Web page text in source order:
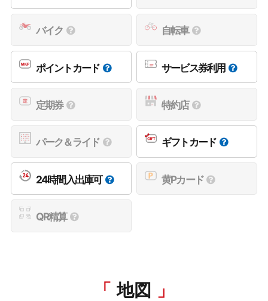
バイク 自転車
ポイントカード サービス券利用
定期券 特約店
パーク＆ライド ギフトカード
24時間入出庫可 黄Pカード
QR精算
地図